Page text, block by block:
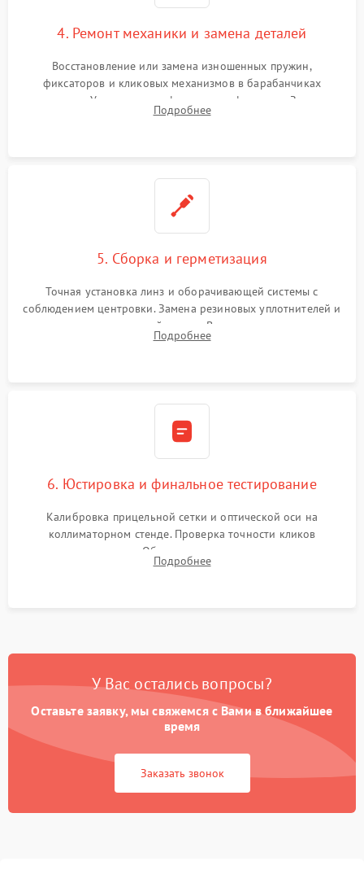
4. Ремонт механики и замена деталей
Восстановление или замена изношенных пружин,
фиксаторов и кликовых механизмов в барабанчиках
поправок. Устранение люфтов в трансфокаторе. Замена
поврежденных линз, разбитой сетки или восстановление
Подробнее
5. Сборка и герметизация
Точная установка линз и оборачивающей системы с
соблюдением центровки. Замена резиновых уплотнителей и
нанесение влагозащитной смазки. Вакуумирование корпуса
и заполнение его осушенным азотом или аргоном для
Подробнее
6. Юстировка и финальное тестирование
Калибровка прицельной сетки и оптической оси на
коллиматорном стенде. Проверка точности кликов
механизма поправок. Обязательное испытание прицела на
ударном стенде для проверки устойчивости к отдаче и
Подробнее
У Вас остались вопросы?
Оставьте заявку, мы свяжемся с Вами в ближайшее
время
Заказать звонок